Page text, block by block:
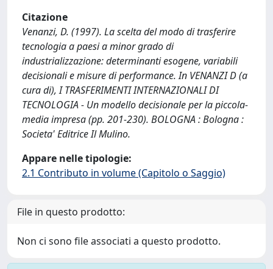
Citazione
Venanzi, D. (1997). La scelta del modo di trasferire
tecnologia a paesi a minor grado di
industrializzazione: determinanti esogene, variabili
decisionali e misure di performance. In VENANZI D (a
cura di), I TRASFERIMENTI INTERNAZIONALI DI
TECNOLOGIA - Un modello decisionale per la piccola-
media impresa (pp. 201-230). BOLOGNA : Bologna :
Societa' Editrice Il Mulino.
Appare nelle tipologie:
2.1 Contributo in volume (Capitolo o Saggio)
File in questo prodotto:
Non ci sono file associati a questo prodotto.